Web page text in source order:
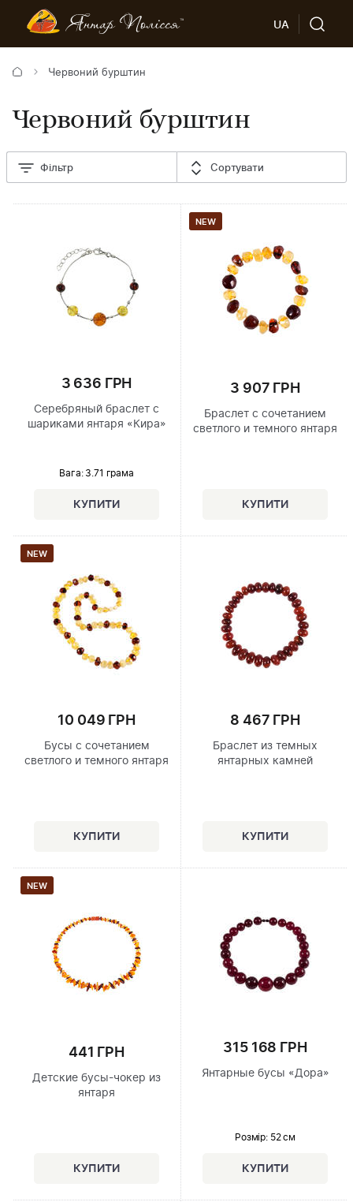
UA
Червоний бурштин
Червоний бурштин
Фільтр Сортувати
3 636 ГРН
Серебряный браслет с
шариками янтаря «Кира»
Вага: 3.71 грама
NEW
3 907 ГРН
Браслет с сочетанием
светлого и темного янтаря
NEW
10 049 ГРН
Бусы с сочетанием
светлого и темного янтаря
8 467 ГРН
Браслет из темных
янтарных камней
NEW
441 ГРН
Детские бусы-чокер из
янтаря
315 168 ГРН
Янтарные бусы «Дора»
Розмір: 52 см